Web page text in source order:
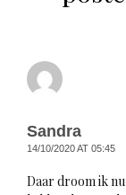
Sandra
14/10/2020 AT 05:45
Daar droom ik